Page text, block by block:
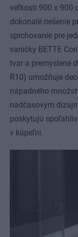
veľkosti 900 x 900
dokonalé riešenie
sprchovanie pre
vaničky BETTE
tvar a premyslené
R10) umožňuje
nápadného
nadčasovým
poskytujú
v kúpeľni.